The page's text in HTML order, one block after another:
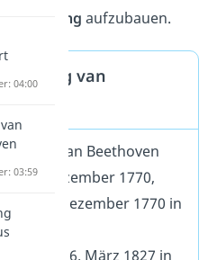
Spannung aufzubauen.
Ludwig van
Ludwig van Beethoven
im: Dezember 1770,
am 17. Dezember 1770 in
am
: 26. März 1827 in
04:00
03:59